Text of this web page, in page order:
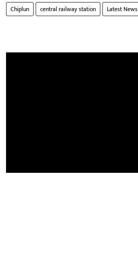
Chiplun
central railway station Latest News